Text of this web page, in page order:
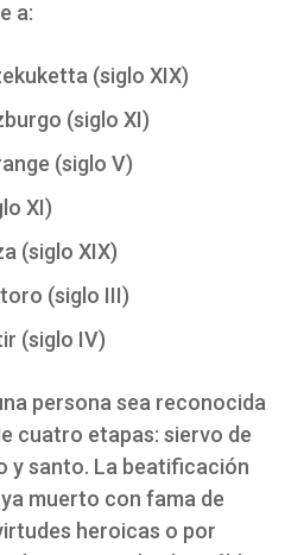
a:
(siglo XIX)
(siglo XI)
(siglo V)
XI)
(siglo XIX)
(siglo III)
(siglo IV)
persona sea reconocida
cuatro etapas: siervo de
y santo. La beatificación
muerto con fama de
heroicas o por